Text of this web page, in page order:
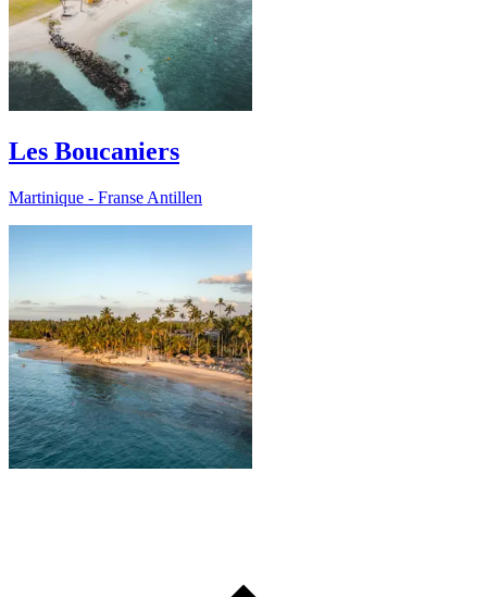
Les Boucaniers
Martinique - Franse Antillen